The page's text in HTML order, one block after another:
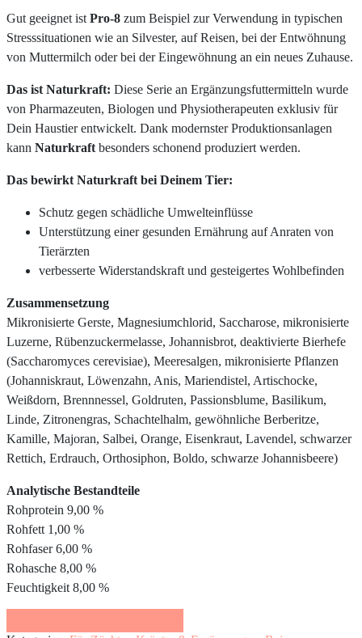
Gut geeignet ist Pro-8 zum Beispiel zur Verwendung in typischen
Stresssituationen wie an Silvester, auf Reisen, bei der Entwöhnung
von Muttermilch oder bei der Eingewöhnung an ein neues Zuhause.
Das ist Naturkraft: Diese Serie an Ergänzungsfuttermitteln wurde
von Pharmazeuten, Biologen und Physiotherapeuten exklusiv für
Dein Haustier entwickelt. Dank modernster Produktionsanlagen
kann Naturkraft besonders schonend produziert werden.
Das bewirkt Naturkraft bei Deinem Tier:
Schutz gegen schädliche Umwelteinflüsse
Unterstützung einer gesunden Ernährung auf Anraten von
Tierärzten
verbesserte Widerstandskraft und gesteigertes Wohlbefinden
Zusammensetzung
Mikronisierte Gerste, Magnesiumchlorid, Saccharose, mikronisierte
Luzerne, Rübenzuckermelasse, Johannisbrot, deaktivierte Bierhefe
(Saccharomyces cerevisiae), Meeresalgen, mikronisierte Pflanzen
(Johanniskraut, Löwenzahn, Anis, Mariendistel, Artischocke,
Weißdorn, Brennnessel, Goldruten, Passionsblume, Basilikum,
Linde, Zitronengras, Schachtelhalm, gewöhnliche Berberitze,
Kamille, Majoran, Salbei, Orange, Eisenkraut, Lavendel, schwarzer
Rettich, Erdrauch, Orthosiphon, Boldo, schwarze Johannisbeere)
Analytische Bestandteile
Rohprotein 9,00 %
Rohfett 1,00 %
Rohfaser 6,00 %
Rohasche 8,00 %
Feuchtigkeit 8,00 %